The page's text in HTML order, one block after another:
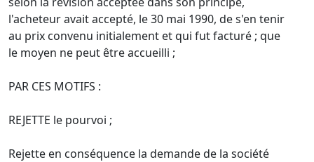
l'acheteur avait accepté, le 30 mai 1990, de s'en tenir
au prix convenu initialement et qui fut facturé ; que
le moyen ne peut être accueilli ;
PAR CES MOTIFS :
REJETTE le pourvoi ;
Rejette en conséquence la demande de la société